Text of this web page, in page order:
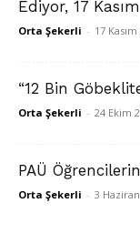
Ediyor, 17
Orta Şekerli - 17 Kasım
“12 Bin
Orta Şekerli - 24 Ekim
PAÜ
Orta Şekerli - 3